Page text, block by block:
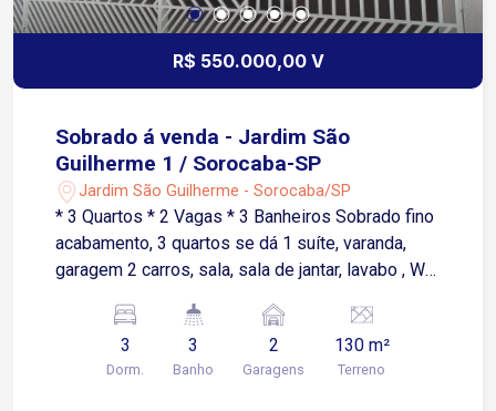
R$ 550.000,00 V
Sobrado á venda - Jardim São
Guilherme 1 / Sorocaba-SP
Jardim São Guilherme - Sorocaba/SP
* 3 Quartos * 2 Vagas * 3 Banheiros Sobrado fino
acabamento, 3 quartos se dá 1 suíte, varanda,
garagem 2 carros, sala, sala de jantar, lavabo , WC
gourmet, alarme , cerca elétrica, câmera, portão
automático.
3
Dorm.
3
Banho
2
Garagens
130 m²
Terreno